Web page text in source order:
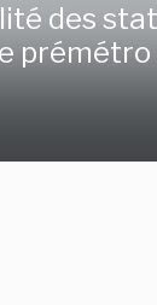
des
prémétro